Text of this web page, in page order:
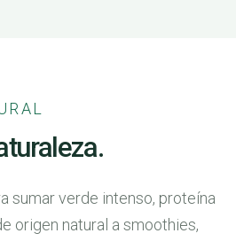
sumar verde intenso, proteína
origen natural a smoothies,